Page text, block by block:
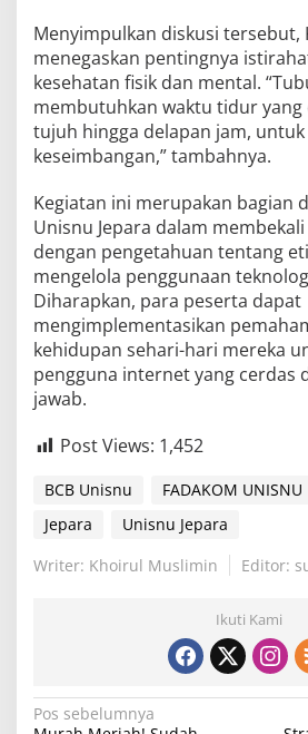
Menyimpulkan diskusi tersebut,
menegaskan pentingnya
kesehatan fisik dan mental.
membutuhkan waktu tidur yang
tujuh hingga delapan jam, untuk
keseimbangan,” tambahnya.
Kegiatan ini merupakan bagian
Unisnu Jepara dalam
dengan pengetahuan tentang
mengelola penggunaan
Diharapkan, para peserta dapat
mengimplementasikan
kehidupan sehari-hari mereka
pengguna internet yang cerdas
jawab.
Post Views: 1,452
BCB Unisnu FADAKOM UNISNU
Jepara
Unisnu Jepara
Writer: Khoirul Muslimin
Editor:
Ikuti Kami
N
Pos sebelumnya